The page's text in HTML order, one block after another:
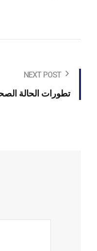
NEXT POST
تطورات الحالة